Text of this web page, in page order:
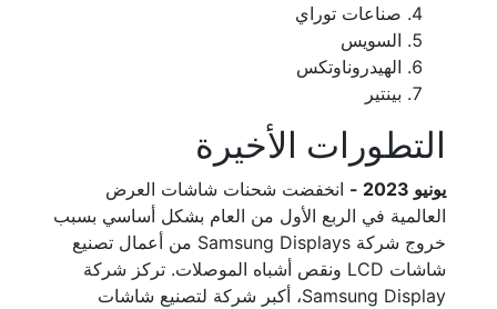
صناعات توراي
السويس
الهيدروناوتكس
بينتير
التطورات الأخيرة
يونيو 2023 -
انخفضت شحنات شاشات العرض
العالمية في الربع الأول من العام بشكل أساسي بسبب
خروج شركة Samsung Displays من أعمال تصنيع
شاشات LCD ونقص أشباه الموصلات. تركز شركة
Samsung Display، أكبر شركة لتصنيع شاشات